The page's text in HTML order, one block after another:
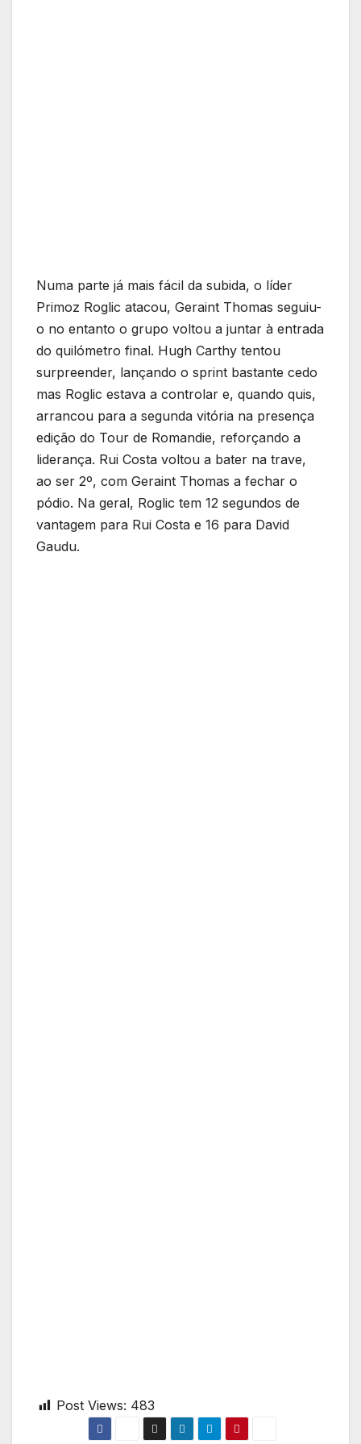
Numa parte já mais fácil da subida, o líder
Primoz Roglic atacou, Geraint Thomas seguiu-
o no entanto o grupo voltou a juntar à entrada
do quilómetro final. Hugh Carthy tentou
surpreender, lançando o sprint bastante cedo
mas Roglic estava a controlar e, quando quis,
arrancou para a segunda vitória na presença
edição do Tour de Romandie, reforçando a
liderança. Rui Costa voltou a bater na trave,
ao ser 2º, com Geraint Thomas a fechar o
pódio. Na geral, Roglic tem 12 segundos de
vantagem para Rui Costa e 16 para David
Gaudu.
Post Views: 483